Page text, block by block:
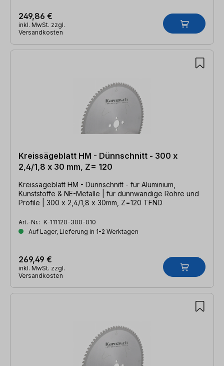
249,86 €
inkl. MwSt. zzgl.
Versandkosten
Kreissägeblatt HM - Dünnschnitt - 300 x
2,4/1,8 x 30 mm, Z= 120
Kreissägeblatt HM - Dünnschnitt - für Aluminium,
Kunststoffe & NE-Metalle | für dünnwandige Rohre und
Profile | 300 x 2,4/1,8 x 30mm, Z=120 TFND
Art.-Nr.: K-111120-300-010
Auf Lager, Lieferung in 1-2 Werktagen
269,49 €
inkl. MwSt. zzgl.
Versandkosten